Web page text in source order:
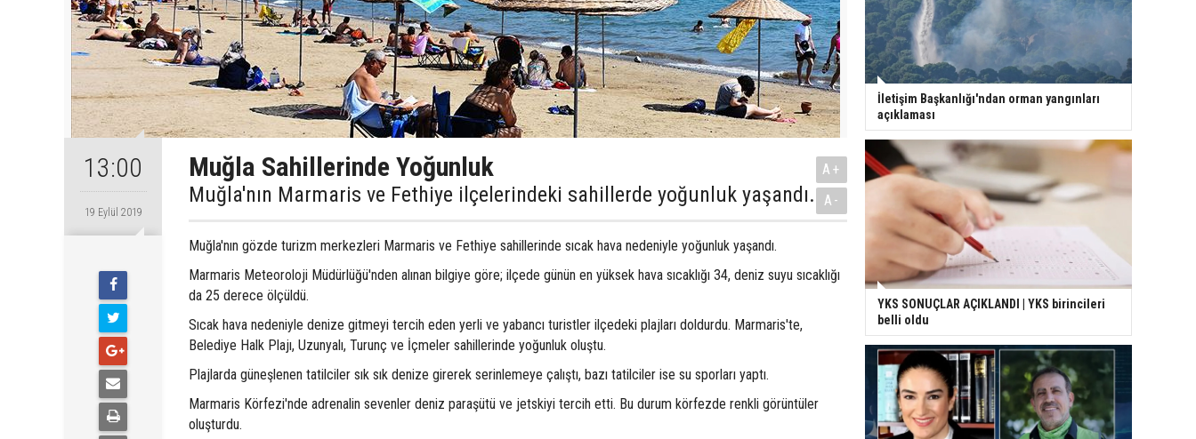
13:00
19 Eylül 2019
Muğla Sahillerinde Yoğunluk
Muğla'nın Marmaris ve Fethiye ilçelerindeki sahillerde yoğunluk yaşandı.
A+
A-
Muğla'nın gözde turizm merkezleri Marmaris ve Fethiye sahillerinde sıcak hava nedeniyle yoğunluk yaşandı.
Marmaris Meteoroloji Müdürlüğü'nden alınan bilgiye göre; ilçede günün en yüksek hava sıcaklığı 34, deniz suyu sıcaklığı
da 25 derece ölçüldü.
Sıcak hava nedeniyle denize gitmeyi tercih eden yerli ve yabancı turistler ilçedeki plajları doldurdu. Marmaris'te,
Belediye Halk Plajı, Uzunyalı, Turunç ve İçmeler sahillerinde yoğunluk oluştu.
Plajlarda güneşlenen tatilciler sık sık denize girerek serinlemeye çalıştı, bazı tatilciler ise su sporları yaptı.
Marmaris Körfezi'nde adrenalin sevenler deniz paraşütü ve jetskiyi tercih etti. Bu durum körfezde renkli görüntüler
oluşturdu.
İletişim Başkanlığı'ndan orman yangınları
açıklaması
YKS SONUÇLAR AÇIKLANDI | YKS birincileri
belli oldu